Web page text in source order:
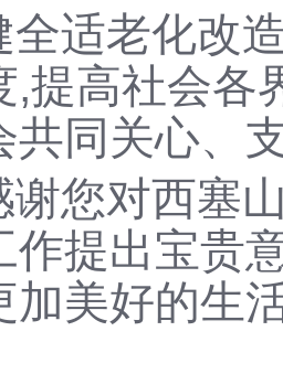
全适老化改
,提高社会各
共同关心、
谢您对西塞
作提出宝贵
加美好的生